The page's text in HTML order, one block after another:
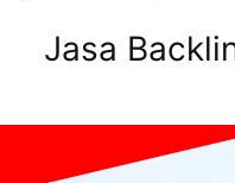
Jasa